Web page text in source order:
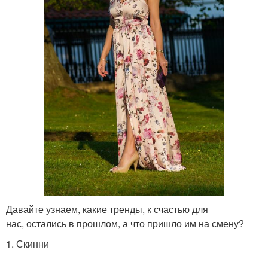
Давайте узнаем, какие тренды, к счастью для
нас, остались в прошлом, а что пришло им на смену?
1. Скинни